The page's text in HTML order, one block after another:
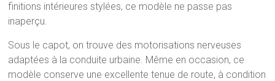
finitions intérieures stylées, ce modèle ne passe pas
inaperçu.
Sous le capot, on trouve des motorisations nerveuses
adaptées à la conduite urbaine. Même en occasion, ce
modèle conserve une excellente tenue de route, à condition